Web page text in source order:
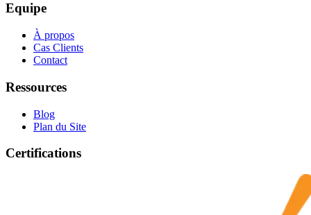
Equipe
À propos
Cas Clients
Contact
Ressources
Blog
Plan du Site
Certifications